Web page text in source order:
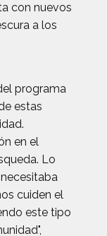
con nuevos
a los
programa
estas
en el
Lo
cuiden el
este tipo